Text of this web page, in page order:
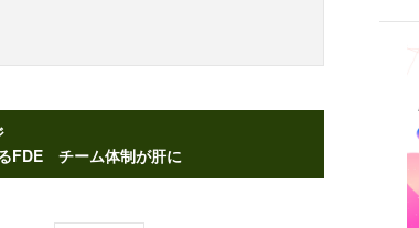
FDE チーム体制が肝に